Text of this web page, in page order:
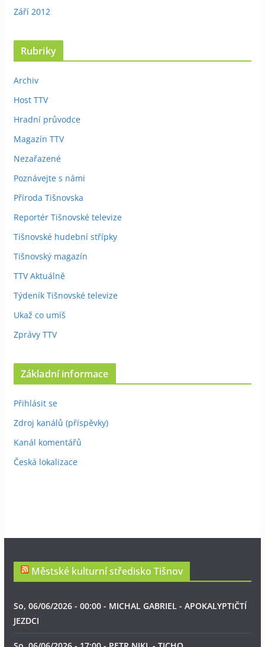
Září 2012
Rubriky
Archiv
Host TTV
Hradní průvodce
Magazín TTV
Nezařazené
Poznávejte s námi
Příroda Tišnovska
Reportér Tišnovské televize
Tišnovské hudební střípky
Tišnovský magazín
TTV Aktuálně
Týdeník Tišnovské televize
Ukaž co umíš
Zprávy TTV
Základní informace
Přihlásit se
Zdroj kanálů (příspěvky)
Kanál komentářů
Česká lokalizace
Městské kulturní středisko Tišnov
So, 06/06/2026 - 00:00 - MICHAL GABRIEL - APOKALYPTIČTÍ
JEZDCI